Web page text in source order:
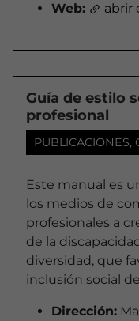
Web:
abrir
Guía de estilo
profesional
PUBLICACIONES,
Este manual es
los medios de
profesionales a
de la
diversidad, que
inclusión social
Dirección: